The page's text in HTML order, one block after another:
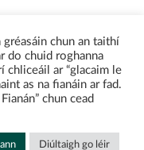
chun an taithí
do chuid roghanna
chliceáil ar “glacaim le
as na fianáin ar fad.
chun cead
Diúltaigh go léir